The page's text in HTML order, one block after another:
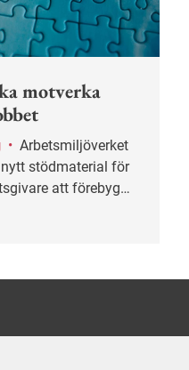
motverka
• Arbetsmiljöverket
nytt stödmaterial för
att förebygga